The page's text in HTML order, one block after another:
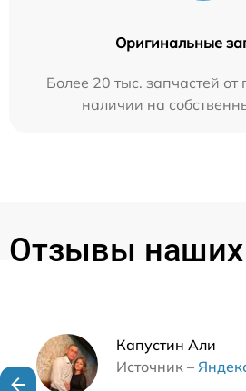
Оригинальные
Более 20 тыс. запчастей от
наличии на
Отзывы наших
Капустин Али
Источник –
Наши